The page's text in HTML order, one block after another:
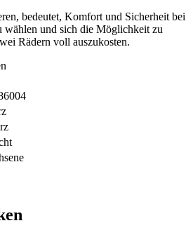
bedeutet, Komfort und Sicherheit bei
wählen und sich die Möglichkeit zu
Rädern voll auszukosten.